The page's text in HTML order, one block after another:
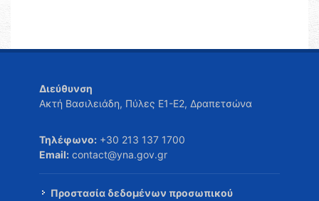
Διεύθυνση
Ακτή Βασιλειάδη, Πύλες Ε1-Ε2, Δραπετσώνα
Τηλέφωνο: +30 213 137 1700
Email: contact@yna.gov.gr
Προστασία δεδομένων προσωπικού